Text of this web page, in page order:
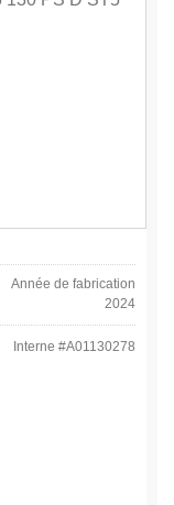
Année de fabrication
2024
Interne #A01130278